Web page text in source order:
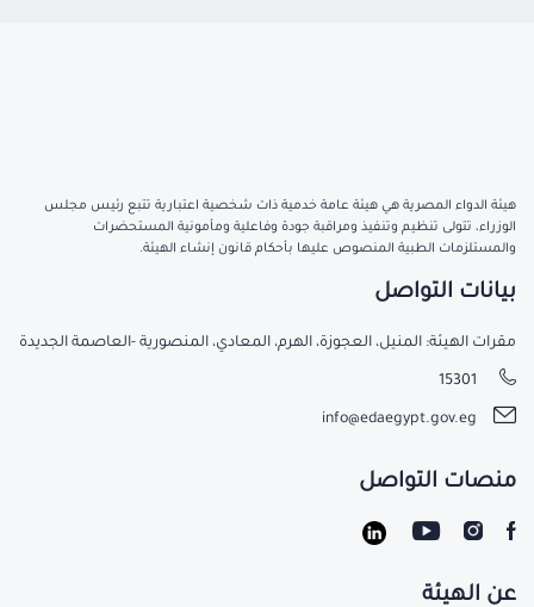
هيئة الدواء المصرية هي هيئة عامة خدمية ذات شخصية اعتبارية تتبع رئيس مجلس
الوزراء، تتولى تنظيم وتنفيذ ومراقبة جودة وفاعلية ومأمونية المستحضرات
والمستلزمات الطبية المنصوص عليها بأحكام قانون إنشاء الهيئة.
عن الهيئة
بيانات التواصل
مقرات الهيئة: المنيل، العجوزة، الهرم، المعادي، المنصورية -العاصمة الجديدة
15301
info@edaegypt.gov.eg
منصات التواصل